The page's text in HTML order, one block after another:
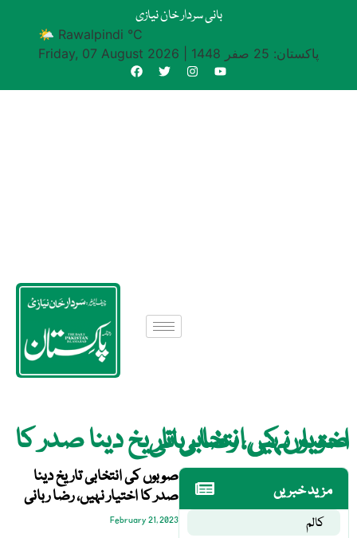
بانی سردار خان نیازی
🌤 Rawalpindi °C
Friday, 07 August 2026
پاکستان: 25 صفر 1448
صوبوں کی انتخابی تاریخ دینا صدر کا اختیار نہیں، رضا ربانی
مزید خبریں
کالم
صوبوں کی انتخابی تاریخ دینا
صدر کا اختیار نہیں، رضا ربانی
February 21, 2023